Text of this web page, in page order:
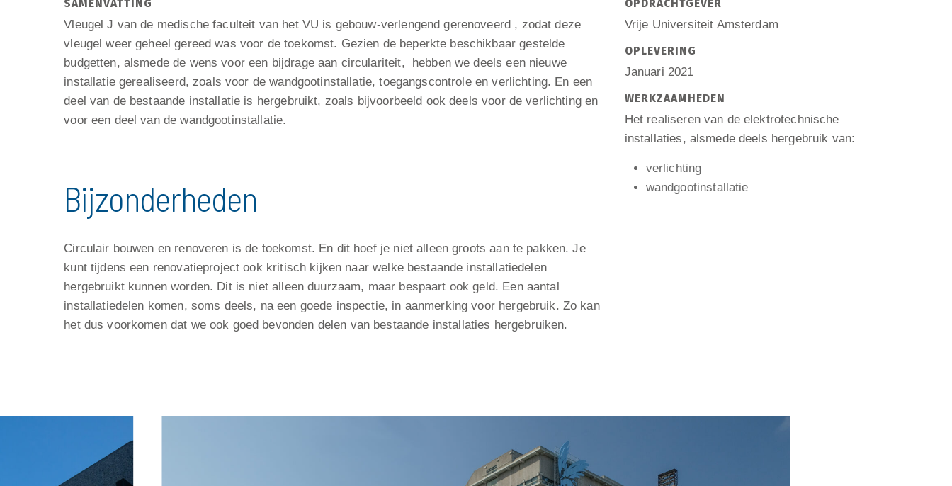
SAMENVATTING
Vleugel J van de medische faculteit van het VU is gebouw-verlengend gerenoveerd , zodat deze
vleugel weer geheel gereed was voor de toekomst. Gezien de beperkte beschikbaar gestelde
budgetten, alsmede de wens voor een bijdrage aan circulariteit, hebben we deels een nieuwe
installatie gerealiseerd, zoals voor de wandgootinstallatie, toegangscontrole en verlichting. En een
deel van de bestaande installatie is hergebruikt, zoals bijvoorbeeld ook deels voor de verlichting en
voor een deel van de wandgootinstallatie.
Bijzonderheden
Circulair bouwen en renoveren is de toekomst. En dit hoef je niet alleen groots aan te pakken. Je
kunt tijdens een renovatieproject ook kritisch kijken naar welke bestaande installatiedelen
hergebruikt kunnen worden. Dit is niet alleen duurzaam, maar bespaart ook geld. Een aantal
installatiedelen komen, soms deels, na een goede inspectie, in aanmerking voor hergebruik. Zo kan
het dus voorkomen dat we ook goed bevonden delen van bestaande installaties hergebruiken.
OPDRACHTGEVER
Vrije Universiteit Amsterdam
OPLEVERING
Januari 2021
WERKZAAMHEDEN
Het realiseren van de elektrotechnische
installaties, alsmede deels hergebruik van:
verlichting
wandgootinstallatie